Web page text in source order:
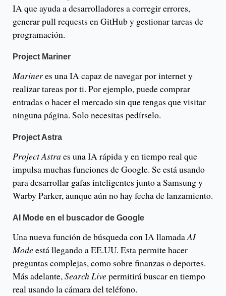
IA que ayuda a desarrolladores a corregir errores,
generar pull requests en GitHub y gestionar tareas de
programación.
Project Mariner
Marineres una IA capaz de navegar por internet y
realizar tareas por ti. Por ejemplo, puede comprar
entradas o hacer el mercado sin que tengas que visitar
ninguna página. Solo necesitas pedírselo.
Project Astra
Project Astraes una IA rápida y en tiempo real que
impulsa muchas funciones de Google. Se está usando
para desarrollar gafas inteligentes junto a Samsung y
Warby Parker, aunque aún no hay fecha de lanzamiento.
AI Mode en el buscador de Google
Una nueva función de búsqueda con IA llamadaAI
Modeestá llegando a EE.UU. Esta permite hacer
preguntas complejas, como sobre finanzas o deportes.
Más adelante,Search Livepermitirá buscar en tiempo
real usando la cámara del teléfono.